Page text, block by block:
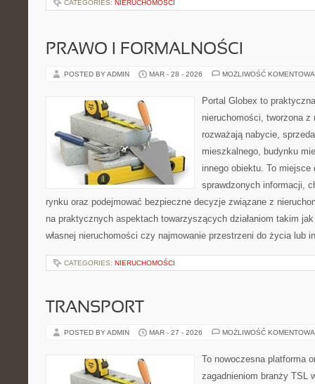
CATEGORIES: NIERUCHOMOŚCI
PRAWO I FORMALNOŚCI
POSTED BY ADMIN MAR - 28 - 2026 MOŻLIWOŚĆ
Portal Globex to
nieruchomości, tworzona
rozważają nabycie,
mieszkalnego, budynku
innego obiektu. To
sprawdzonych informacji,
rynku oraz podejmować bezpieczne decyzje związane z
na praktycznych aspektach towarzyszących działaniom takim
własnej nieruchomości czy najmowanie przestrzeni do życia lub
CATEGORIES: NIERUCHOMOŚCI
TRANSPORT
POSTED BY ADMIN MAR - 27 - 2026 MOŻLIWOŚĆ
To nowoczesna platforma
zagadnieniom branży TSL